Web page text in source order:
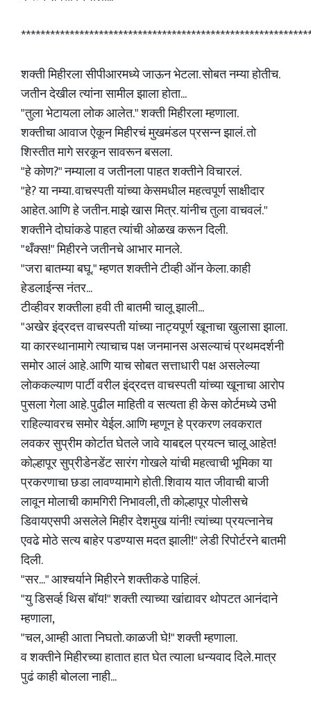
शक्ती मिहीरला सीपीआरमध्ये जाऊन भेटला. सोबत नम्या होतीच.
जतीन देखील त्यांना सामील झाला होता...
"तुला भेटायला लोक आलेत." शक्ती मिहीरला म्हणाला.
शक्तीचा आवाज ऐकून मिहीरचं मुखमंडल प्रसन्न झालं. तो
शिस्तीत मागे सरकून सावरून बसला.
"हे कोण?" नम्याला व जतीनला पाहत शक्तीने विचारलं.
"हे? या नम्या. वाचस्पती यांच्या केसमधील महत्वपूर्ण साक्षीदार
आहेत. आणि हे जतीन. माझे खास मित्र. यांनीच तुला वाचवलं."
शक्तीने दोघांकडे पाहत त्यांची ओळख करून दिली.
"थँक्स!" मिहीरने जतीनचे आभार मानले.
"जरा बातम्या बघू." म्हणत शक्तीने टीव्ही ऑन केला. काही
हेडलाईन्स नंतर...
टीव्हीवर शक्तीला हवी ती बातमी चालू झाली...
"अखेर इंद्रदत्त वाचस्पती यांच्या नाट्यपूर्ण खूनाचा खुलासा झाला.
या कारस्थानामागे त्याचाच पक्ष जनमानस असल्याचं प्रथमदर्शनी
समोर आलं आहे. आणि याच सोबत सत्ताधारी पक्ष असलेल्या
लोककल्याण पार्टी वरील इंद्रदत्त वाचस्पती यांच्या खूनाचा आरोप
पुसला गेला आहे. पुढील माहिती व सत्यता ही केस कोर्टमध्ये उभी
राहिल्यावरच समोर येईल. आणि म्हणून हे प्रकरण लवकरात
लवकर सुप्रीम कोर्टात घेतले जावे याबद्दल प्रयत्न चालू आहेत!
कोल्हापूर सुप्रीडेनडेंट सारंग गोखले यांची महत्वाची भूमिका या
प्रकरणाचा छडा लावण्यामागे होती. शिवाय यात जीवाची बाजी
लावून मोलाची कामगिरी निभावली, ती कोल्हापूर पोलीसचे
डिवायएसपी असलेले मिहीर देशमुख यांनी! त्यांच्या प्रयत्नानेच
एवढे मोठे सत्य बाहेर पडण्यास मदत झाली!" लेडी रिपोर्टरने बातमी
दिली.
"सर..." आश्चर्याने मिहीरने शक्तीकडे पाहिलं.
"यु डिसर्व्ह थिस बॉय!" शक्ती त्याच्या खांद्यावर थोपटत आनंदाने
म्हणाला,
"चल, आम्ही आता निघतो. काळजी घे!" शक्ती म्हणाला.
व शक्तीने मिहीरच्या हातात हात घेत त्याला धन्यवाद दिले. मात्र
पुढं काही बोलला नाही...